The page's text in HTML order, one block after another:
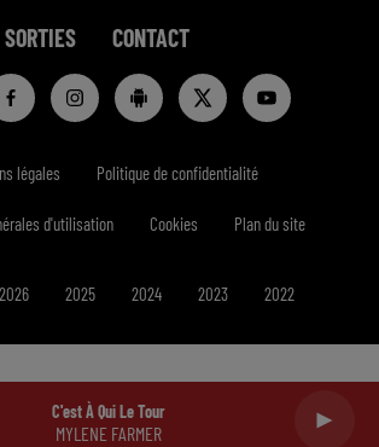
C'est À Qui Le Tour
MYLENE FARMER
SORTIES CONTACT
légales Politique de confidentialité
d'utilisation Cookies Plan du site
2026 2025 2024 2023 2022